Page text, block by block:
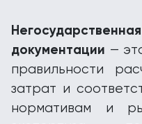
документации —
правильности
затрат и
нормативам и